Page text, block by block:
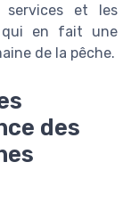
services et les
qui en fait une
de la pêche.
des